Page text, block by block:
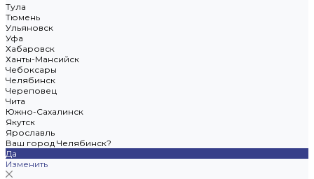
Тула
Тюмень
Ульяновск
Уфа
Хабаровск
Ханты-Мансийск
Чебоксары
Челябинск
Череповец
Чита
Южно-Сахалинск
Якутск
Ярославль
Ваш город Челябинск?
Да
Изменить